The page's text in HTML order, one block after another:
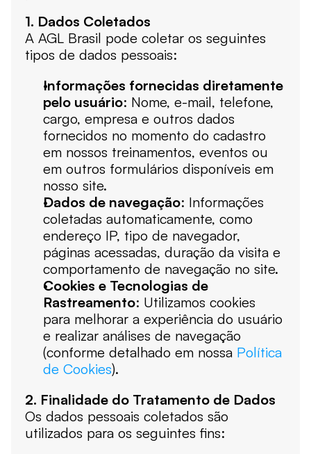
1. Dados Coletados
A AGL Brasil pode coletar os seguintes
tipos de dados pessoais:
Informações fornecidas diretamente
pelo usuário: Nome, e-mail, telefone,
cargo, empresa e outros dados
fornecidos no momento do cadastro
em nossos treinamentos, eventos ou
em outros formulários disponíveis em
nosso site.
Dados de navegação: Informações
coletadas automaticamente, como
endereço IP, tipo de navegador,
páginas acessadas, duração da visita e
comportamento de navegação no site.
Cookies e Tecnologias de
Rastreamento: Utilizamos cookies
para melhorar a experiência do usuário
e realizar análises de navegação
(conforme detalhado em nossa Política
de Cookies).
2. Finalidade do Tratamento de Dados
Os dados pessoais coletados são
utilizados para os seguintes fins: